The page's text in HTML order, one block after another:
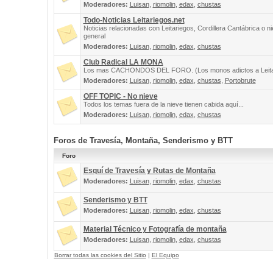
Moderadores: Luisan, riomolin, edax chustas
Todo-Noticias Leitariegos.net
Noticias relacionadas con Leitariegos, Cordillera Cantábrica o
general
Moderadores: Luisan, riomolin, edax chustas
Club Radical LA MONA
Los mas CACHONDOS DEL FORO. (Los monos adictos a
Moderadores: Luisan, riomolin, edax chustas Portobrute
OFF TOPIC - No nieve
Todos los temas fuera de la nieve tienen cabida aquí...
Moderadores: Luisan, riomolin, edax chustas
Foros de Travesía, Montaña, Senderismo y BTT
Foro
Esquí de Travesía y Rutas de Montaña
Moderadores: Luisan, riomolin, edax chustas
Senderismo y BTT
Moderadores: Luisan, riomolin, edax chustas
Material Técnico y Fotografía de montaña
Moderadores: Luisan, riomolin, edax chustas
Borrar todas las cookies del Sitio | El Equipo